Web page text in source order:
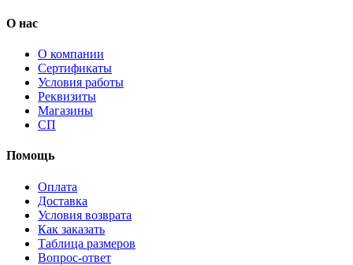
О нас
О компании
Сертификаты
Условия работы
Реквизиты
Магазины
СП
Помощь
Оплата
Доставка
Условия возврата
Как заказать
Таблица размеров
Вопрос-ответ